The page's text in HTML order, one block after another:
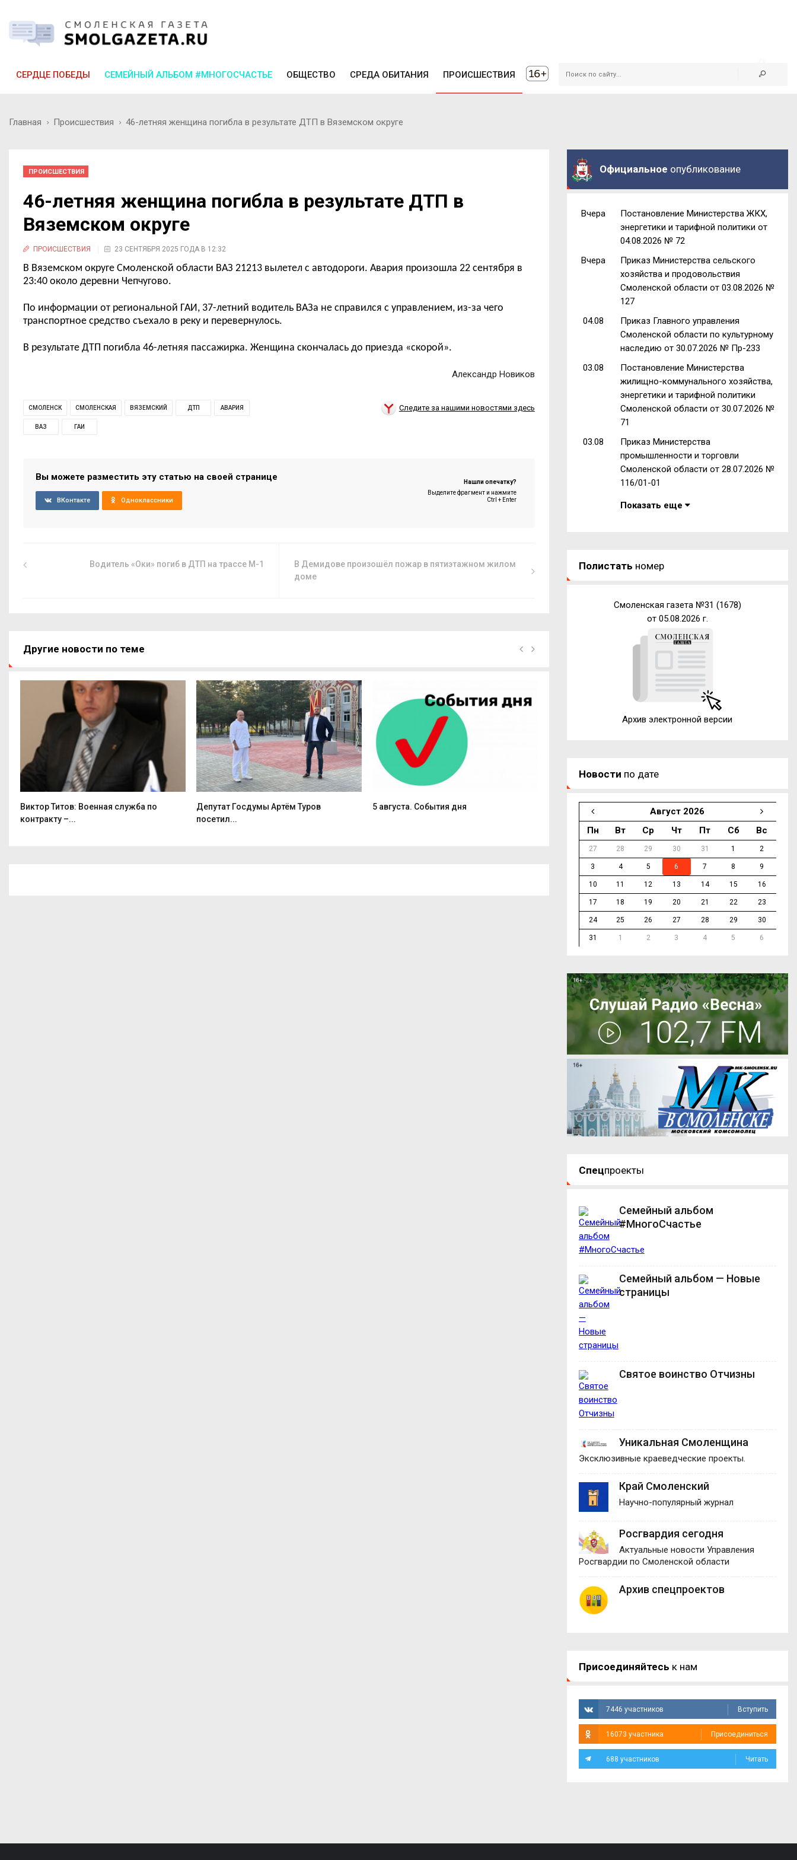
СЕРДЦЕ ПОБЕДЫ СЕМЕЙНЫЙ АЛЬБОМ #МНОГОСЧАСТЬЕ ОБЩЕСТВО СРЕДА ОБИТАНИЯ ПРОИСШЕСТВИЯ
Главная Происшествия 46-летняя женщина погибла в результате ДТП в Вяземском округе
ПРОИСШЕСТВИЯ
46-летняя женщина погибла в результате ДТП в
Вяземском округе
ПРОИСШЕСТВИЯ 23 СЕНТЯБРЯ 2025 ГОДА В 12:32
В Вяземском округе Смоленской области ВАЗ 21213 вылетел с автодороги. Авария произошла 22 сентября в
23:40 около деревни Чепчугово.
По информации от региональной ГАИ, 37-летний водитель ВАЗа не справился с управлением, из-за чего
транспортное средство съехало в реку и перевернулось.
В результате ДТП погибла 46-летняя пассажирка. Женщина скончалась до приезда «скорой».
Александр Новиков
СМОЛЕНСК СМОЛЕНСКАЯ ВЯЗЕМСКИЙ ДТП АВАРИЯ
ВАЗ ГАИ
Следите за нашими новостями здесь
Вы можете разместить эту статью на своей странице
ВКонтакте Одноклассники
Нашли опечатку?
Выделите фрагмент и нажмите
Ctrl + Enter
Водитель «Оки» погиб в ДТП на трассе М-1
В Демидове произошёл пожар в пятиэтажном жилом
доме
Другие новости по теме
Виктор Титов: Военная служба по
контракту –...
Депутат Госдумы Артём Туров
посетил...
5 августа. События дня
В Смоленске на пяти улицах отключат
холодную...
Официальное опубликование
Вчера
Постановление Министерства ЖКХ,
энергетики и тарифной политики от
04.08.2026 № 72
Вчера
Приказ Министерства сельского
хозяйства и продовольствия
Смоленской области от 03.08.2026 №
127
04.08
Приказ Главного управления
Смоленской области по культурному
наследию от 30.07.2026 № Пр-233
03.08
Постановление Министерства
жилищно-коммунального хозяйства,
энергетики и тарифной политики
Смоленской области от 30.07.2026 №
71
03.08
Приказ Министерства
промышленности и торговли
Смоленской области от 28.07.2026 №
116/01-01
Показать еще
Полистать номер
Смоленская газета №31 (1678)
от 05.08.2026 г.
Архив электронной версии
Новости по дате
Август 2026
Пн
Вт Ср Чт Пт Сб Вс
27 28 29 30 31 1 2
3 4 5 6 7 8 9
10 11 12 13 14 15 16
17 18 19 20 21 22 23
24 25 26 27 28 29 30
31 1 2 3 4 5 6
Спецпроекты
Семейный альбом
#МногоСчастье
Семейный альбом — Новые
страницы
Святое воинство Отчизны
Уникальная Смоленщина
Эксклюзивные краеведческие проекты.
Край Смоленский
Научно-популярный журнал
Росгвардия сегодня
Актуальные новости Управления
Росгвардии по Смоленской области
Архив спецпроектов
Присоединяйтесь к нам
7446 участников Вступить
16073 участника Присоединиться
688 участников Читать